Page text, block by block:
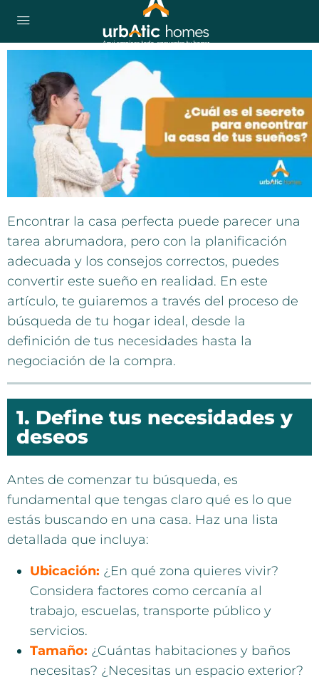
Encontrar la casa perfecta puede parecer una
tarea abrumadora, pero con la planificación
adecuada y los consejos correctos, puedes
convertir este sueño en realidad. En este
artículo, te guiaremos a través del proceso de
búsqueda de tu hogar ideal, desde la
definición de tus necesidades hasta la
negociación de la compra.
1. Define tus necesidades y
deseos
Antes de comenzar tu búsqueda, es
fundamental que tengas claro qué es lo que
estás buscando en una casa. Haz una lista
detallada que incluya:
Ubicación: ¿En qué zona quieres vivir?
Considera factores como cercanía al
trabajo, escuelas, transporte público y
servicios.
Tamaño: ¿Cuántas habitaciones y baños
necesitas? ¿Necesitas un espacio exterior?